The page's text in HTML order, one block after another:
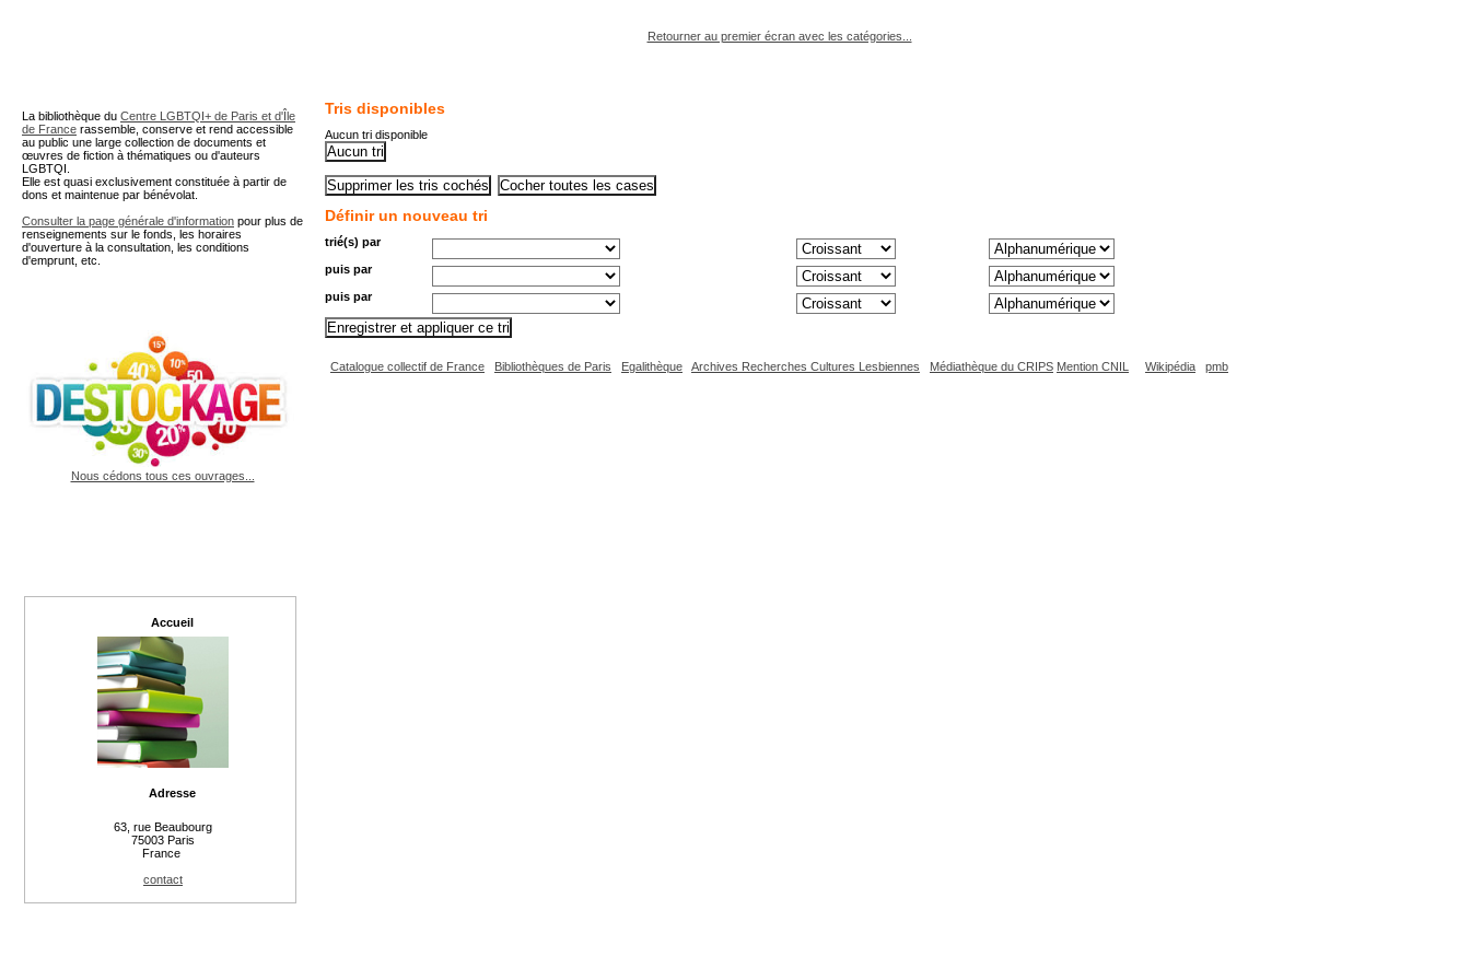
Retourner au premier écran avec les catégories...
Tris disponibles
Aucun tri disponible
Définir un nouveau tri
trié(s) par
puis par
puis par
Catalogue collectif de France Bibliothèques de Paris Egalithèque Archives Recherches Cultures Lesbiennes Médiathèque du CRIPS Mention CNIL Wikipédia pmb
La bibliothèque du Centre LGBTQI+ de Paris et d'Île
de France rassemble, conserve et rend accessible
au public une large collection de documents et
œuvres de fiction à thématiques ou d'auteurs
LGBTQI.
Elle est quasi exclusivement constituée à partir de
dons et maintenue par bénévolat.
Consulter la page générale d'information pour plus de
renseignements sur le fonds, les horaires
d'ouverture à la consultation, les conditions
d'emprunt, etc.
Nous cédons tous ces ouvrages...
Accueil
Adresse
63, rue Beaubourg
75003 Paris
France
contact